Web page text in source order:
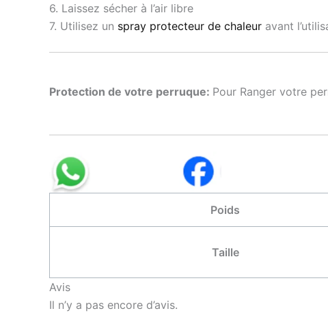
6. Laissez sécher à l’air libre
7. Utilisez un spray protecteur de chaleur avant
Protection de votre perruque: Pour Ranger votre
Poids
Taille
Avis
Il n’y a pas encore d’avis.